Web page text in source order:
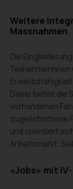
Weitere
Massnahmen
Die
Teilnehmerinnen
Dabei bietet die
vorhandenen
zugeschnittene
und orientiert
Arbeitsmarkt.
«Jobs» mit